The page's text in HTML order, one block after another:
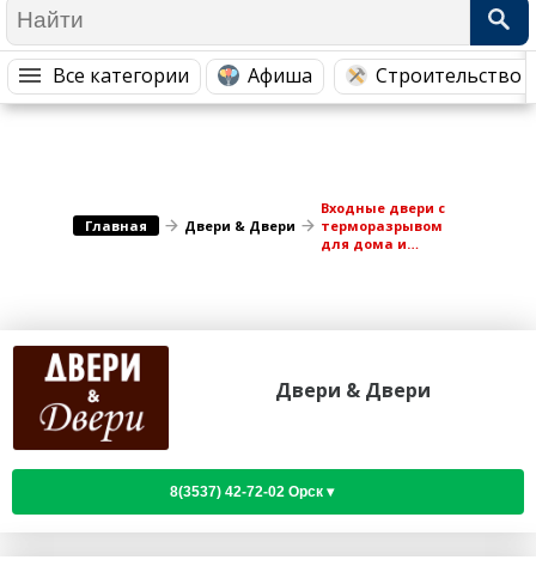
Все категории Афиша Строительство
Гостиницы Городское хозяйство
Купоны
Главная Двери & Двери
Входные двери с
терморазрывом
для дома и
Двери & Двери